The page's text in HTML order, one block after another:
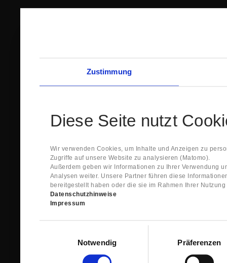
Zustimmung
Diese Seite nutzt
Wir verwenden Cookies, um Inhalte und Anzeigen zu
Zugriffe auf unsere Website zu analysieren (Matomo).
Außerdem geben wir Informationen zu Ihrer Verwendung
Analysen weiter. Unsere Partner führen diese
bereitgestellt haben oder die sie im Rahmen Ihrer
Datenschutzhinweise
Impressum
Notwendig
Präferenzen